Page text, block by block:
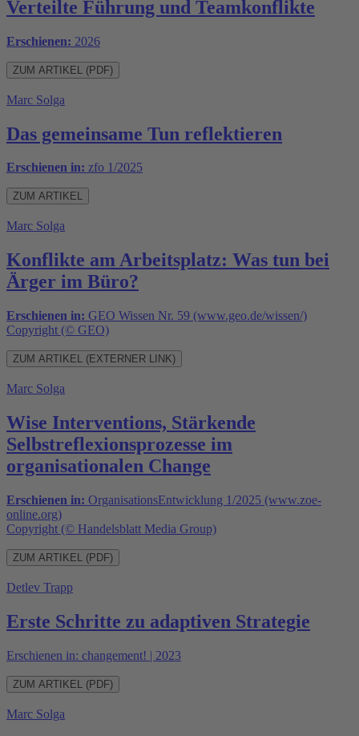
Verteilte Führung und Teamkonflikte
Erschienen: 2026
ZUM ARTIKEL (PDF)
Marc Solga
Das gemeinsame Tun reflektieren
Erschienen in: zfo 1/2025
ZUM ARTIKEL
Marc Solga
Konflikte am Arbeitsplatz: Was tun bei
Ärger im Büro?
Erschienen in: GEO Wissen Nr. 59 (www.geo.de/wissen/)
Copyright (© GEO)
ZUM ARTIKEL (EXTERNER LINK)
Marc Solga
Wise Interventions, Stärkende
Selbstreflexionsprozesse im
organisationalen Change
Erschienen in: OrganisationsEntwicklung 1/2025 (www.zoe-
online.org)
Copyright (© Handelsblatt Media Group)
ZUM ARTIKEL (PDF)
Detlev Trapp
Erste Schritte zu adaptiven Strategie
Erschienen in: changement! | 2023
ZUM ARTIKEL (PDF)
Marc Solga